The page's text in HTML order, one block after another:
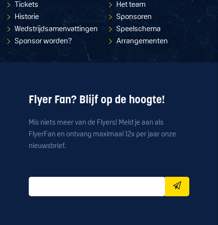
Tickets
Het team
Historie
Sponsoren
Wedstrijdsamenvattingen
Speelschema
Sponsor worden?
Arrangementen
Flyer Fan? Blijf op de hoogte!
Mis niets meer van de Flyers! Meld je aan als
FlyerFan en ontvang maximaal 12x per jaar onze
nieuwsbrief.